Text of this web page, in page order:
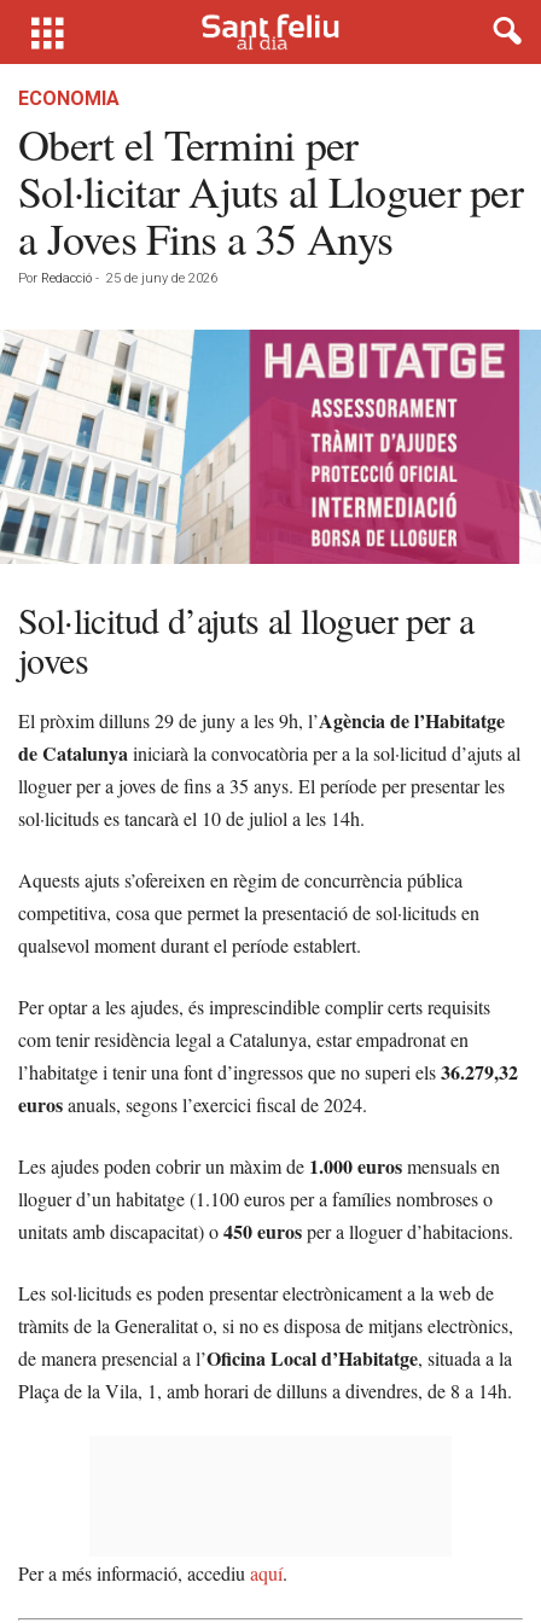
ECONOMIA
Obert el Termini per
Sol·licitar Ajuts al Lloguer per
a Joves Fins a 35 Anys
Por Redacció - 25 de juny de 2026
Sol·licitud d’ajuts al lloguer per a
joves
El pròxim dilluns 29 de juny a les 9h, l’Agència de l’Habitatge
de Catalunyainiciarà la convocatòria per a la sol·licitud d’ajuts al
lloguer per a joves de fins a 35 anys. El període per presentar les
sol·licituds es tancarà el 10 de juliol a les 14h.
Aquests ajuts s’ofereixen en règim de concurrència pública
competitiva, cosa que permet la presentació de sol·licituds en
qualsevol moment durant el període establert.
Per optar a les ajudes, és imprescindible complir certs requisits
com tenir residència legal a Catalunya, estar empadronat en
l’habitatge i tenir una font d’ingressos que no superi els36.279,32
eurosanuals, segons l’exercici fiscal de 2024.
Les ajudes poden cobrir un màxim de 1.000 eurosmensuals en
lloguer d’un habitatge (1.100 euros per a famílies nombroses o
unitats amb discapacitat) o450 eurosper a lloguer d’habitacions.
Les sol·licituds es poden presentar electrònicament a la web de
tràmits de la Generalitat o, si no es disposa de mitjans electrònics,
de manera presencial a l’Oficina Local d’Habitatge, situada a la
Plaça de la Vila, 1, amb horari de dilluns a divendres, de 8 a 14h.
Per a més informació, accediu aquí.